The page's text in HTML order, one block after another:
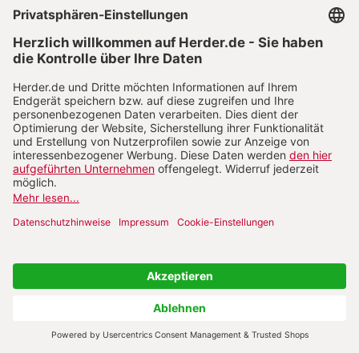
Der Glaube an Jesus als einziges Heil steht im
reformatorischer Zuspitzung und modernen
eröffnet sich eine Spurensuche nach dem Kern
christlicher Identität.Von Ulrich H. J. Körtner